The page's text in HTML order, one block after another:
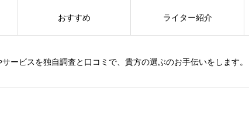
ービスを独自調査と口コミで、貴方の選ぶのお手伝いをします。
おすすめ ライター紹介